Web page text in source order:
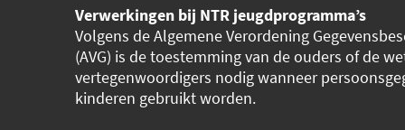
Verwerkingen bij NTR jeugdprogramma’s
Volgens de Algemene Verordening
(AVG) is de toestemming van de ouders of de
vertegenwoordigers nodig wanneer
kinderen gebruikt worden.